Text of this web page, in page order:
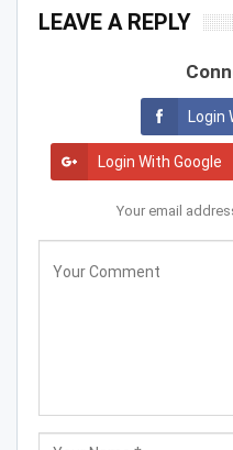
LEAVE A REPLY
Login
Login With Google
Your email